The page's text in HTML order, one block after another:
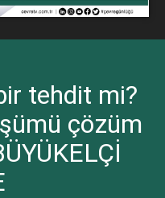
tehdit mi?
çözüm